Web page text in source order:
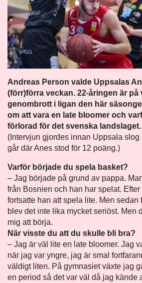
Andreas Person valde Uppsalas
(förr)förra veckan. 22-åringen är på
genombrott i ligan den här
om att vara en late bloomer och
förlorad för det svenska landslaget.
(Intervjun gjordes innan Uppsala
går där Anes stod för 12 poäng.)
Varför började du spela basket?
– Jag började på grund av pappa.
från Bosnien och han har spelat.
fortsatte han att spela lite. Men sedan
blev det inte lika mycket seriöst. Men
mig att börja.
När visste du att du skulle bli bra?
– Jag är väl lite en late bloomer. Jag
när jag var yngre, jag är smal
väldigt liten. På gymnasiet växte jag
en period så det var väl då jag kände